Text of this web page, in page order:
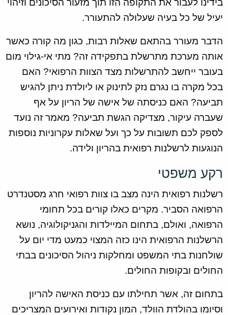
יעיל של כל בעיה שעלולה להתעורר.
הדבר מעורר בהתאם שאלות רבות, כגון מה קורה כאשר
אותה מערכת מתרשלת בתפקידה זה? מתי אי-גילוי מום
בעובר ייחשב להתרשלות מצד הצוות הרפואי? האם
בכל מקרה בו נגרם נזק לתינוק או ליולדת ניתן להגיש
תביעה? האם כניסתה של אישה של הריון על אף
שעברה עיקור, מצדיקה הגשת תביעה? מאמר זה נועד
לספק לכם תשובות על כך ועל שאלות עקרוניות נוספות
הנוגעות לרשלנות רפואית בהריון ולידה.
רקע משפטי
רשלנות רפואית הינה מצב בו צוות רפואי חרג מסטנדרט
הרפואה הסביר. מקרים כאלו קורים בכל תחומי
הרפואה, ואולם, בתחום המיילדות והגניקולוגיה, נושא
הרשלנות הרפואית הינו כזה המצוי כמעט מדי יום על
שולחנות בתי המשפט ומחלקות ניהול הסיכונים בבתי
החולים ובקופות החולים.
בתחום זה, אשר תחילתו עם כניסת האישה להריון
וסיומו בהולדת הוולד, המון נקודות ואירועים המצריכים